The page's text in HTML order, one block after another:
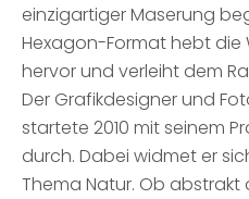
einzigartiger Maserung
Hexagon-Format hebt
hervor und verleiht dem
Der Grafikdesigner und
startete 2010 mit seinem
durch. Dabei widmet er
Thema Natur. Ob